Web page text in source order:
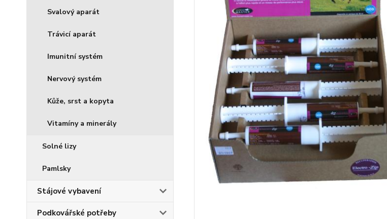
Svalový aparát
Trávicí aparát
Imunitní systém
Nervový systém
Kůže, srst a kopyta
Vitamíny a minerály
Solné lizy
Pamlsky
Stájové vybavení
Podkovářské potřeby